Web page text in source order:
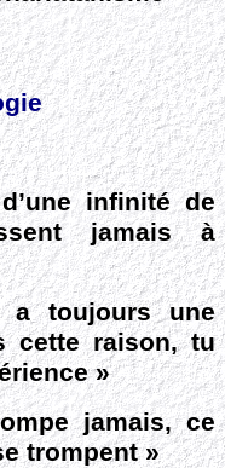
infinité de
jamais à
a toujours une
cette raison, tu
»
jamais, ce
trompent »